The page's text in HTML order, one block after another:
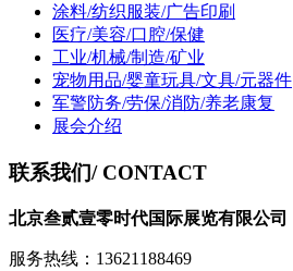
涂料/纺织服装/广告印刷
医疗/美容/口腔/保健
工业/机械/制造/矿业
宠物用品/婴童玩具/文具/元器件
军警防务/劳保/消防/养老康复
展会介绍
联系我们/ CONTACT
北京叁贰壹零时代国际展览有限公司
服务热线：13621188469